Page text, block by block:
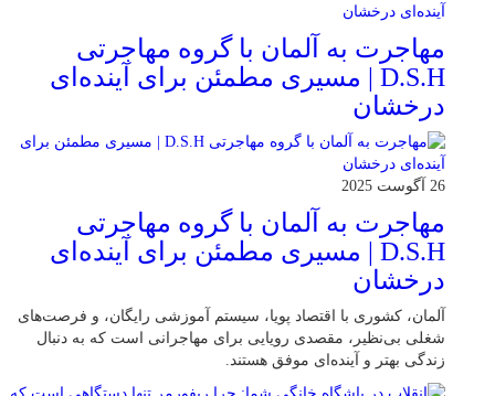
مهاجرت به آلمان با گروه مهاجرتی
D.S.H | مسیری مطمئن برای آینده‌ای
درخشان
26 آگوست 2025
مهاجرت به آلمان با گروه مهاجرتی
D.S.H | مسیری مطمئن برای آینده‌ای
درخشان
آلمان، کشوری با اقتصاد پویا، سیستم آموزشی رایگان، و فرصت‌های
شغلی بی‌نظیر، مقصدی رویایی برای مهاجرانی است که به دنبال
زندگی بهتر و آینده‌ای موفق هستند.